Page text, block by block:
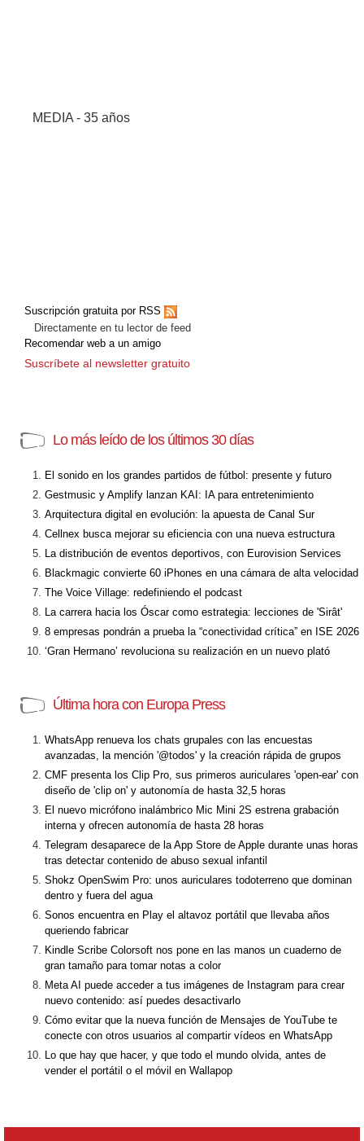
MEDIA - 35 años
Suscripción gratuita por RSS
Directamente en tu lector de feed
Recomendar web a un amigo
Suscríbete al newsletter gratuito
Lo más leído de los últimos 30 días
El sonido en los grandes partidos de fútbol: presente y futuro
Gestmusic y Amplify lanzan KAI: IA para entretenimiento
Arquitectura digital en evolución: la apuesta de Canal Sur
Cellnex busca mejorar su eficiencia con una nueva estructura
La distribución de eventos deportivos, con Eurovision Services
Blackmagic convierte 60 iPhones en una cámara de alta velocidad
The Voice Village: redefiniendo el podcast
La carrera hacia los Óscar como estrategia: lecciones de 'Sirât'
8 empresas pondrán a prueba la “conectividad crítica” en ISE 2026
‘Gran Hermano’ revoluciona su realización en un nuevo plató
Última hora con Europa Press
WhatsApp renueva los chats grupales con las encuestas
avanzadas, la mención '@todos' y la creación rápida de grupos
CMF presenta los Clip Pro, sus primeros auriculares 'open-ear' con
diseño de 'clip on' y autonomía de hasta 32,5 horas
El nuevo micrófono inalámbrico Mic Mini 2S estrena grabación
interna y ofrecen autonomía de hasta 28 horas
Telegram desaparece de la App Store de Apple durante unas horas
tras detectar contenido de abuso sexual infantil
Shokz OpenSwim Pro: unos auriculares todoterreno que dominan
dentro y fuera del agua
Sonos encuentra en Play el altavoz portátil que llevaba años
queriendo fabricar
Kindle Scribe Colorsoft nos pone en las manos un cuaderno de
gran tamaño para tomar notas a color
Meta AI puede acceder a tus imágenes de Instagram para crear
nuevo contenido: así puedes desactivarlo
Cómo evitar que la nueva función de Mensajes de YouTube te
conecte con otros usuarios al compartir vídeos en WhatsApp
Lo que hay que hacer, y que todo el mundo olvida, antes de
vender el portátil o el móvil en Wallapop